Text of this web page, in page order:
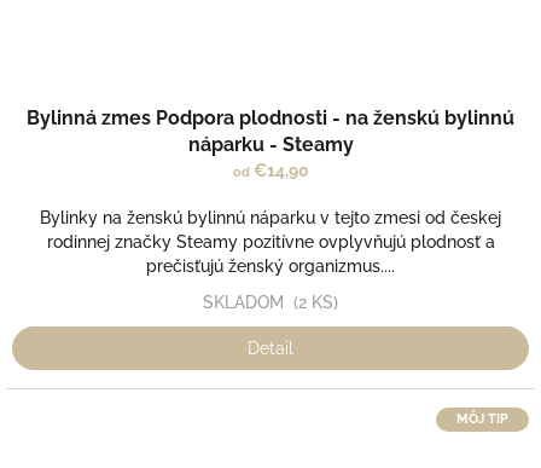
Bylinná zmes Podpora plodnosti - na ženskú bylinnú
náparku - Steamy
od€14,90
Bylinky na ženskú bylinnú náparku v tejto zmesi od českej
rodinnej značky Steamy pozitívne ovplyvňujú plodnosť a
prečisťujú ženský organizmus....
SKLADOM (2 KS)
Detail
MÔJ TIP